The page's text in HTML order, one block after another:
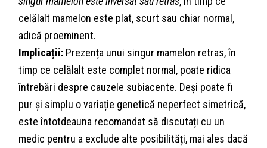
celălalt mamelon este plat, scurt sau chiar normal,
adică proeminent.
Implicații: Prezența unui singur mamelon retras, în
timp ce celălalt este complet normal, poate ridica
întrebări despre cauzele subiacente. Deși poate fi
pur și simplu o variație genetică neperfect simetrică,
este întotdeauna recomandat să discutați cu un
medic pentru a exclude alte posibilități, mai ales dacă